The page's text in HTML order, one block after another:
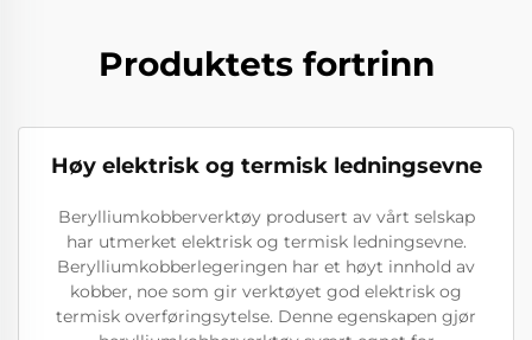
Produktets fortrinn
Høy elektrisk og termisk ledningsevne
Berylliumkobberverktøy produsert av vårt selskap
har utmerket elektrisk og termisk ledningsevne.
Berylliumkobberlegeringen har et høyt innhold av
kobber, noe som gir verktøyet god elektrisk og
termisk overføringsytelse. Denne egenskapen gjør